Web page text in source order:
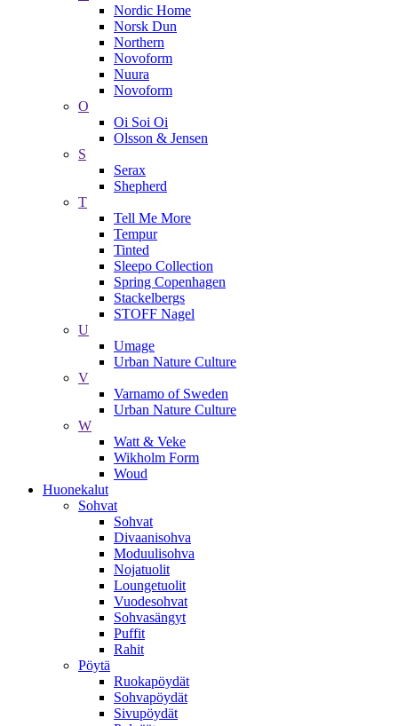
Nordic Home
Norsk Dun
Northern
Novoform
Nuura
Novoform
O
Oi Soi Oi
Olsson & Jensen
S
Serax
Shepherd
T
Tell Me More
Tempur
Tinted
Sleepo Collection
Spring Copenhagen
Stackelbergs
STOFF Nagel
U
Umage
Urban Nature Culture
V
Varnamo of Sweden
Urban Nature Culture
W
Watt & Veke
Wikholm Form
Woud
Huonekalut
Sohvat
Sohvat
Divaanisohva
Moduulisohva
Nojatuolit
Loungetuolit
Vuodesohvat
Sohvasängyt
Puffit
Rahit
Pöytä
Ruokapöydät
Sohvapöydät
Sivupöydät